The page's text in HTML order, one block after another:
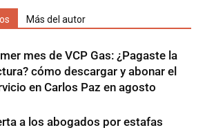
Más del autor
mes de VCP Gas: ¿Pagaste la
cómo descargar y abonar el
en Carlos Paz en agosto
a los abogados por estafas